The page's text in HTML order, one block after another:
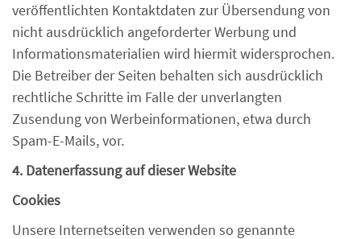
veröffentlichten Kontaktdaten zur Übersendung von
nicht ausdrücklich angeforderter Werbung und
Informationsmaterialien wird hiermit widersprochen.
Die Betreiber der Seiten behalten sich ausdrücklich
rechtliche Schritte im Falle der unverlangten
Zusendung von Werbeinformationen, etwa durch
Spam-E-Mails, vor.
4. Datenerfassung auf dieser Website
Cookies
Unsere Internetseiten verwenden so genannte